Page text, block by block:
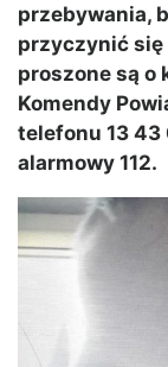
przebywania,
przyczynić się
proszone są
Komendy
telefonu 13 43
alarmowy 112.